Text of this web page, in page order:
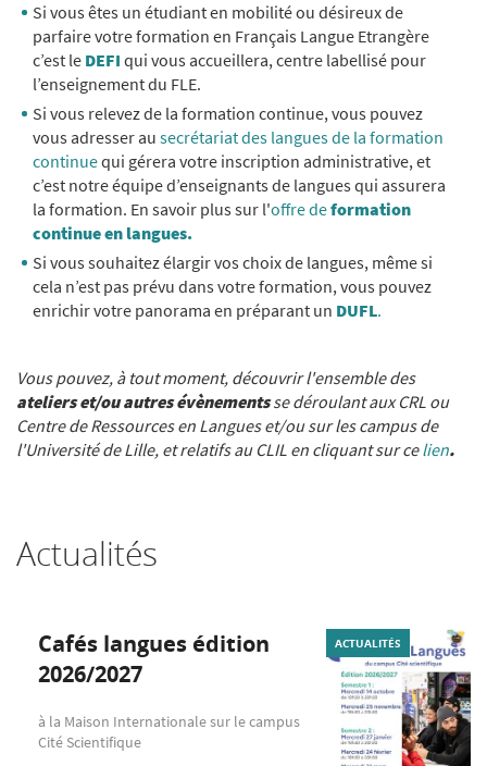
Si vous êtes un étudiant en mobilité ou désireux de
parfaire votre formation en Français Langue Etrangère
c’est le DEFI qui vous accueillera, centre labellisé pour
l’enseignement du FLE.
Si vous relevez de la formation continue, vous pouvez
vous adresser au secrétariat des langues de la formation
continuequi gérera votre inscription administrative, et
c’est notre équipe d’enseignants de langues qui assurera
la formation. En savoir plus sur l'offre deformation
continue en langues.
Si vous souhaitez élargir vos choix de langues, même si
cela n’est pas prévu dans votre formation, vous pouvez
enrichir votre panorama en préparant un DUFL.
Vous pouvez, à tout moment, découvrir l'ensemble des
ateliers et/ou autres évènementsse déroulant aux CRL ou
Centre de Ressources en Langues et/ou sur les campus de
l'Université de Lille, et relatifs au CLIL en cliquant sur celien.
Actualités
Cafés langues édition
2026/2027
à la Maison Internationale sur le campus
Cité Scientifique
ACTUALITÉS